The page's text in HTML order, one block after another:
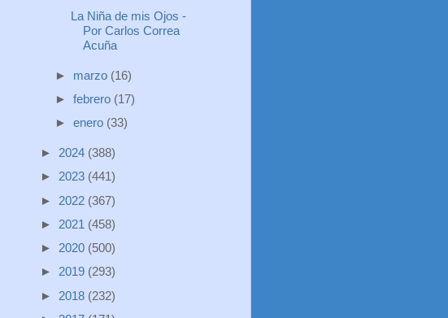
La Niña de mis Ojos -
Por Carlos Correa
Acuña
► marzo (16)
► febrero (17)
► enero (33)
► 2024 (388)
► 2023 (441)
► 2022 (367)
► 2021 (458)
► 2020 (500)
► 2019 (293)
► 2018 (232)